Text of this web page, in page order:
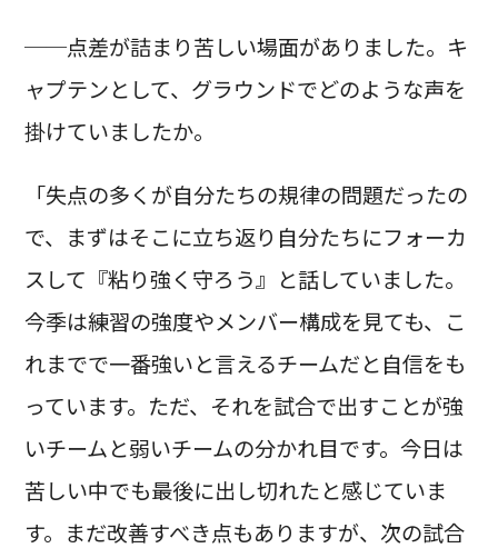
──点差が詰まり苦しい場面がありました。キ
ャプテンとして、グラウンドでどのような声を
掛けていましたか。
「失点の多くが自分たちの規律の問題だったの
で、まずはそこに立ち返り自分たちにフォーカ
スして『粘り強く守ろう』と話していました。
今季は練習の強度やメンバー構成を見ても、こ
れまでで一番強いと言えるチームだと自信をも
っています。ただ、それを試合で出すことが強
いチームと弱いチームの分かれ目です。今日は
苦しい中でも最後に出し切れたと感じていま
す。まだ改善すべき点もありますが、次の試合